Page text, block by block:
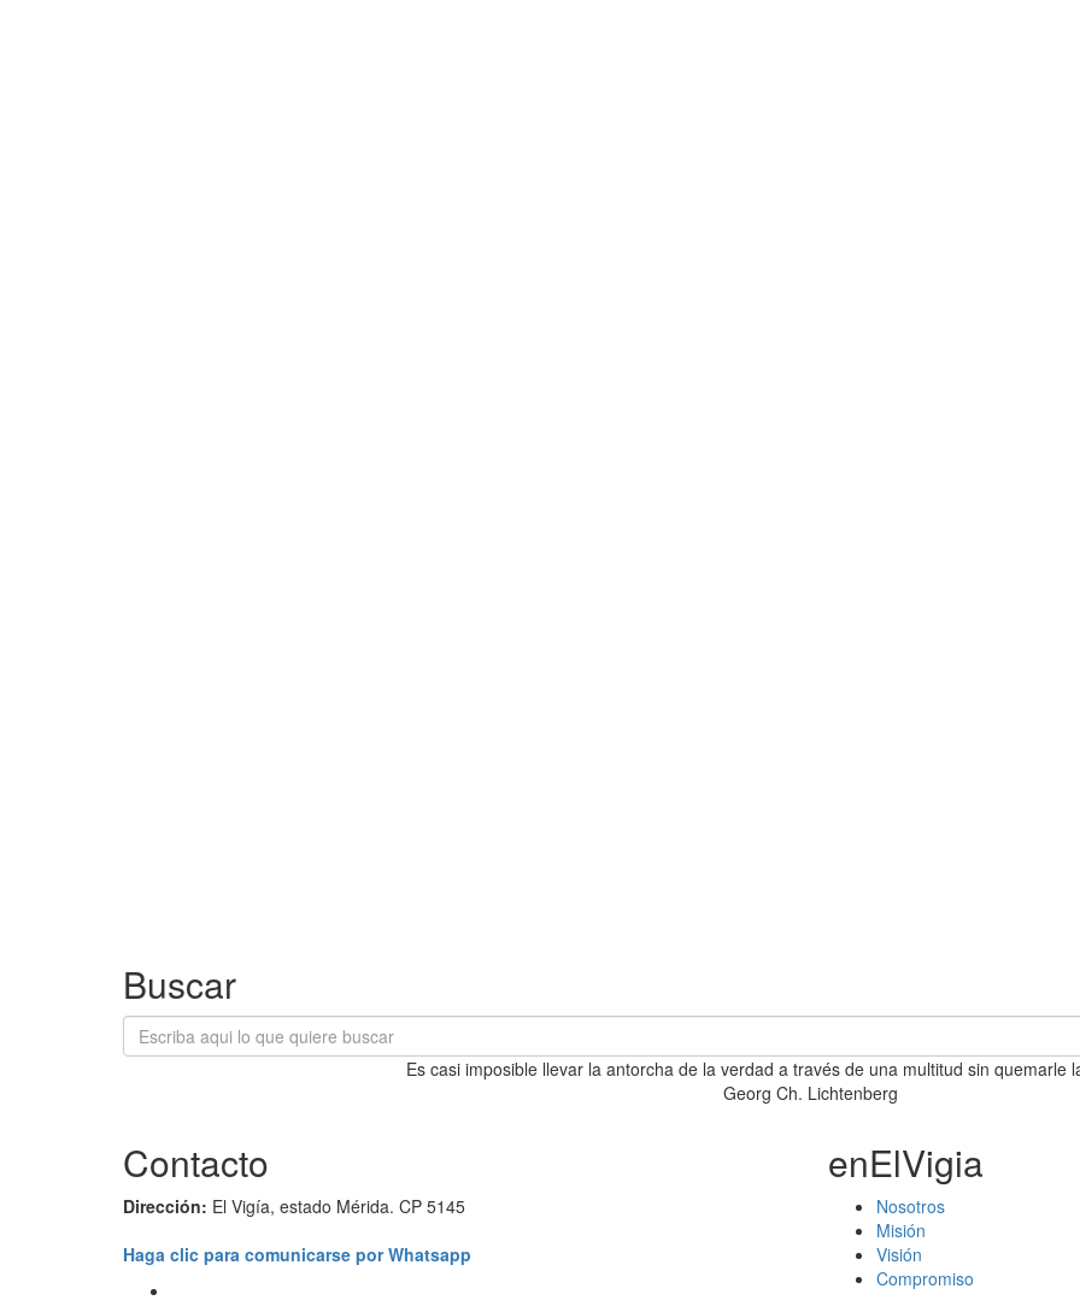
Buscar
Es casi imposible llevar la antorcha de la verdad a través de una multitud sin quemarle
Georg Ch. Lichtenberg
Contacto
Dirección: El Vigía, estado Mérida. CP 5145
Haga clic para comunicarse por Whatsapp
enElVigia
Nosotros
Misión
Visión
Compromiso